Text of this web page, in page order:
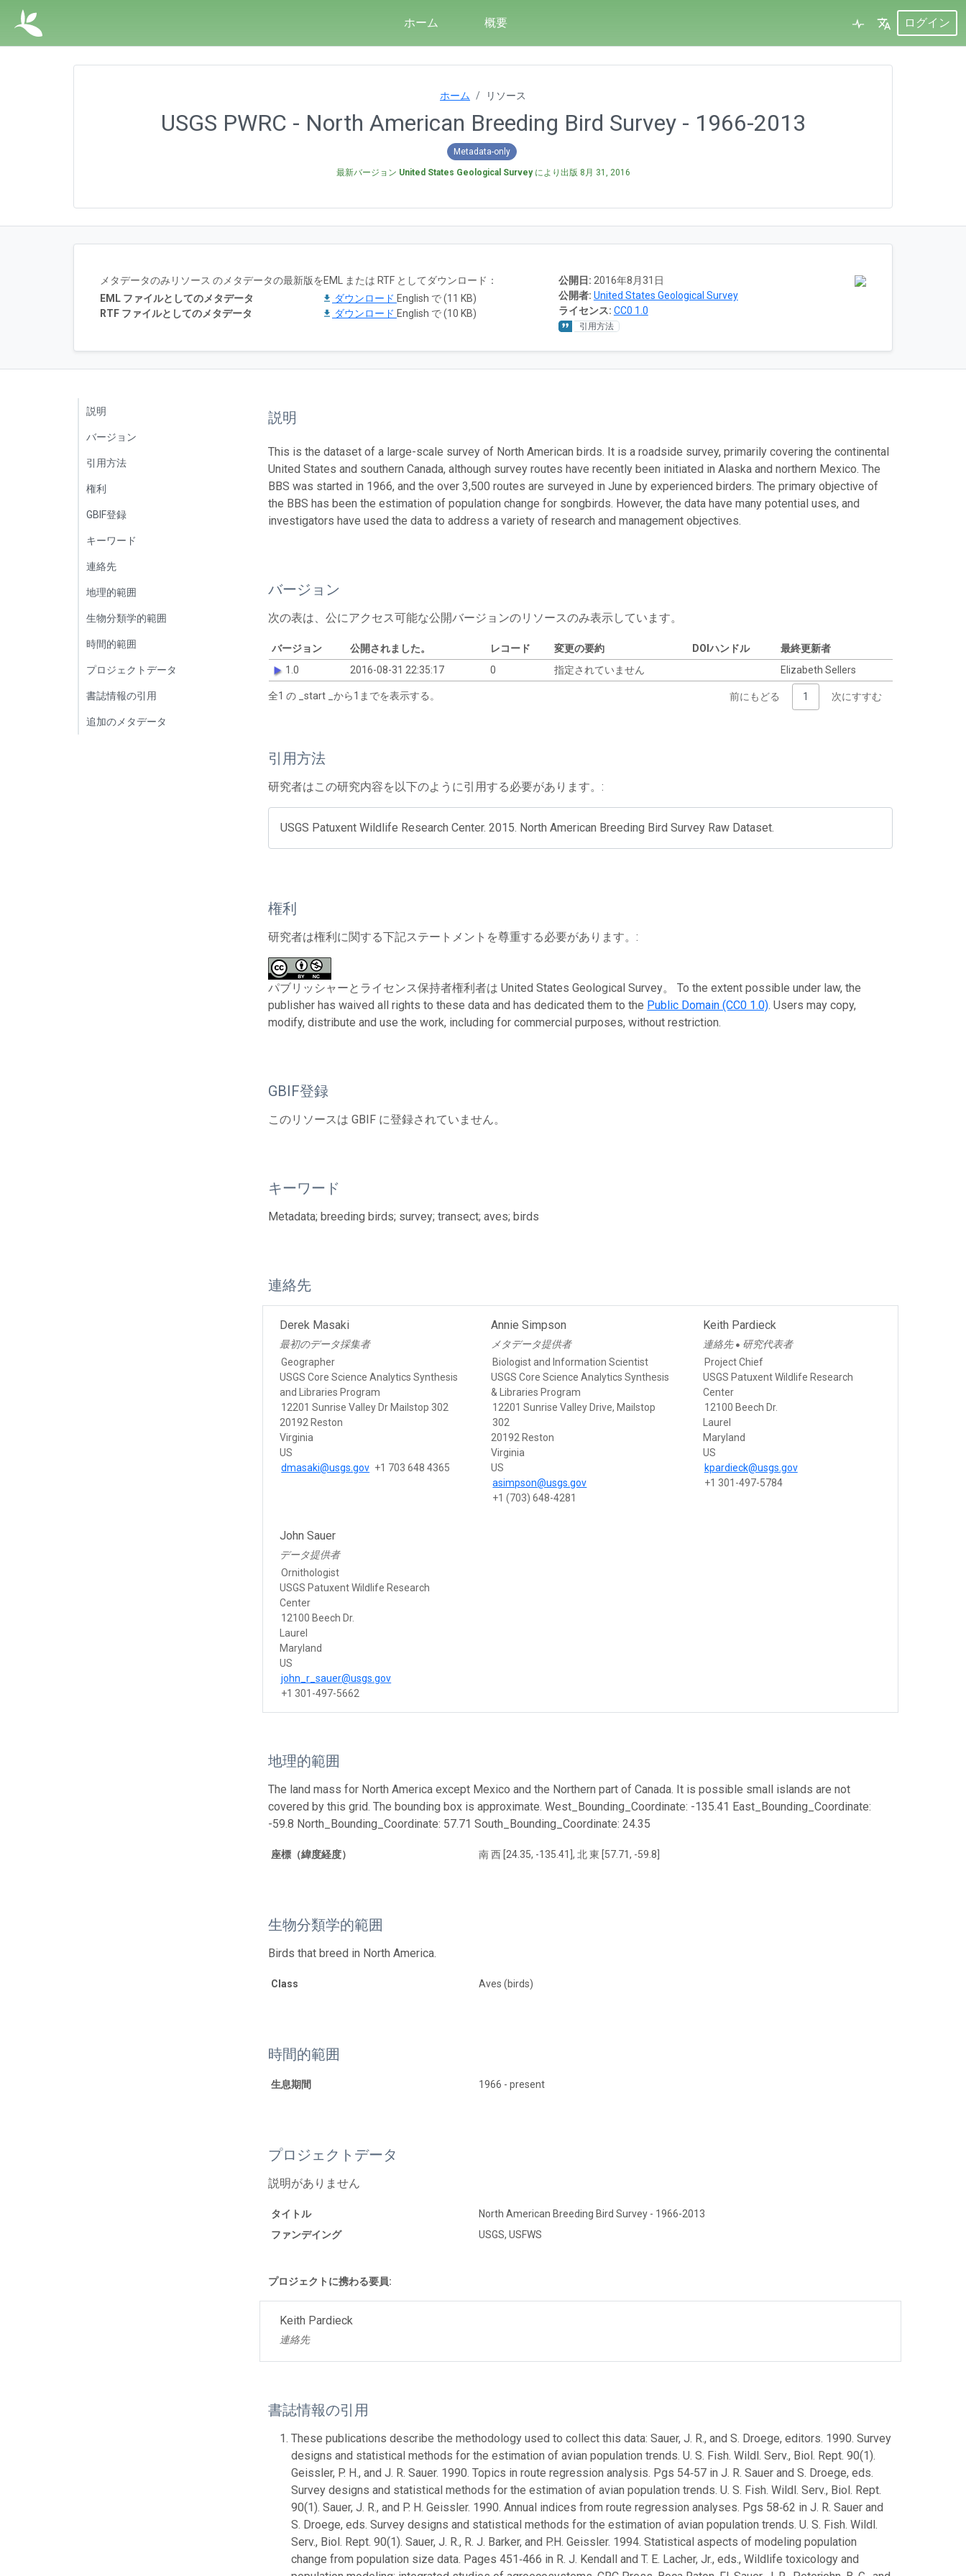
ホーム 概要 ログイン
ホーム リソース
USGS PWRC - North American Breeding Bird Survey - 1966-2013
Metadata-only
最新バージョン United States Geological Surveyにより出版 8月 31, 2016
公開日: 2016年8月31日
公開者: United States Geological Survey
ライセンス: CC0 1.0
引用方法
メタデータのみリソース のメタデータの最新版をEML または RTF としてダウンロード：
EML ファイルとしてのメタデータ
ダウンロード English で (11 KB)
RTF ファイルとしてのメタデータ
ダウンロード English で (10 KB)
説明
バージョン
引用方法
権利
GBIF登録
キーワード
連絡先
地理的範囲
生物分類学的範囲
時間的範囲
プロジェクトデータ
書誌情報の引用
追加のメタデータ
説明
This is the dataset of a large-scale survey of North American birds. It is a roadside survey, primarily covering the continental
United States and southern Canada, although survey routes have recently been initiated in Alaska and northern Mexico. The
BBS was started in 1966, and the over 3,500 routes are surveyed in June by experienced birders. The primary objective of
the BBS has been the estimation of population change for songbirds. However, the data have many potential uses, and
investigators have used the data to address a variety of research and management objectives.
バージョン
次の表は、公にアクセス可能な公開バージョンのリソースのみ表示しています。
バージョン 公開されました。 レコード 変更の要約 DOIハンドル
最終更新者
1.0
2016-08-31 22:35:17 0 指定されていません Elizabeth Sellers
全1 の _start _から1までを表示する。 前にもどる 1 次にすすむ
引用方法
研究者はこの研究内容を以下のように引用する必要があります。:
USGS Patuxent Wildlife Research Center. 2015. North American Breeding Bird Survey Raw Dataset.
権利
研究者は権利に関する下記ステートメントを尊重する必要があります。:
パブリッシャーとライセンス保持者権利者は United States Geological Survey。 To the extent possible under law, the
publisher has waived all rights to these data and has dedicated them to the Public Domain (CC0 1.0). Users may copy,
modify, distribute and use the work, including for commercial purposes, without restriction.
GBIF登録
このリソースは GBIF に登録されていません。
キーワード
Metadata; breeding birds; survey; transect; aves; birds
連絡先
Derek Masaki
最初のデータ採集者
Geographer
USGS Core Science Analytics Synthesis
and Libraries Program
12201 Sunrise Valley Dr Mailstop 302
20192 Reston
Virginia
US
dmasaki@usgs.gov +1 703 648 4365
Annie Simpson
メタデータ提供者
Biologist and Information Scientist
USGS Core Science Analytics Synthesis
& Libraries Program
12201 Sunrise Valley Drive, Mailstop
302
20192 Reston
Virginia
US
asimpson@usgs.gov
+1 (703) 648-4281
Keith Pardieck
連絡先 ● 研究代表者
Project Chief
USGS Patuxent Wildlife Research
Center
12100 Beech Dr.
Laurel
Maryland
US
kpardieck@usgs.gov
+1 301-497-5784
John Sauer
データ提供者
Ornithologist
USGS Patuxent Wildlife Research
Center
12100 Beech Dr.
Laurel
Maryland
US
john_r_sauer@usgs.gov
+1 301-497-5662
地理的範囲
The land mass for North America except Mexico and the Northern part of Canada. It is possible small islands are not
covered by this grid. The bounding box is approximate. West_Bounding_Coordinate: -135.41 East_Bounding_Coordinate:
-59.8 North_Bounding_Coordinate: 57.71 South_Bounding_Coordinate: 24.35
座標（緯度経度） 南 西 [24.35, -135.41], 北 東 [57.71, -59.8]
生物分類学的範囲
Birds that breed in North America.
Class Aves (birds)
時間的範囲
生息期間 1966 - present
プロジェクトデータ
説明がありません
タイトル
North American Breeding Bird Survey - 1966-2013
ファンデイング
USGS, USFWS
プロジェクトに携わる要員:
Keith Pardieck
連絡先
書誌情報の引用
These publications describe the methodology used to collect this data: Sauer, J. R., and S. Droege, editors. 1990. Survey
designs and statistical methods for the estimation of avian population trends. U. S. Fish. Wildl. Serv., Biol. Rept. 90(1).
Geissler, P. H., and J. R. Sauer. 1990. Topics in route regression analysis. Pgs 54‑57 in J. R. Sauer and S. Droege, eds.
Survey designs and statistical methods for the estimation of avian population trends. U. S. Fish. Wildl. Serv., Biol. Rept.
90(1). Sauer, J. R., and P. H. Geissler. 1990. Annual indices from route regression analyses. Pgs 58‑62 in J. R. Sauer and
S. Droege, eds. Survey designs and statistical methods for the estimation of avian population trends. U. S. Fish. Wildl.
Serv., Biol. Rept. 90(1). Sauer, J. R., R. J. Barker, and P.H. Geissler. 1994. Statistical aspects of modeling population
change from population size data. Pages 451‑466 in R. J. Kendall and T. E. Lacher, Jr., eds., Wildlife toxicology and